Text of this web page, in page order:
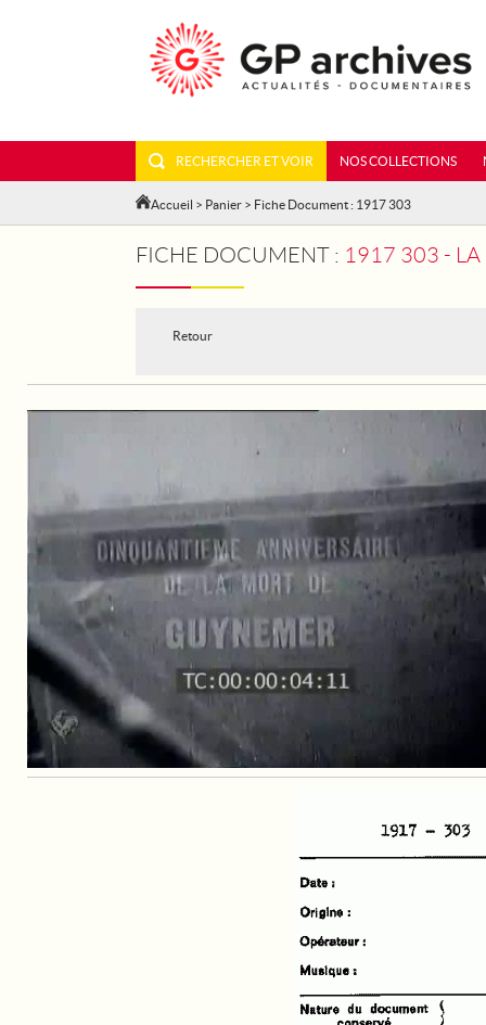
RECHERCHER ET VOIR NOS COLLECTIONS
Accueil > Panier > Fiche Document : 1917 303
FICHE DOCUMENT : 1917 303 - LA
Retour